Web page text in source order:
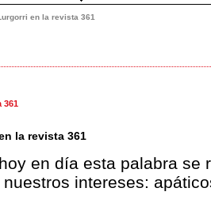
en la revista 361
361
la revista 361
en día esta palabra se
nuestros intereses: